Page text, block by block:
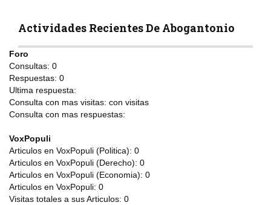
Actividades Recientes De Abogantonio
Foro
Consultas: 0
Respuestas: 0
Ultima respuesta:
Consulta con mas visitas: con visitas
Consulta con mas respuestas:
VoxPopuli
Articulos en VoxPopuli (Politica): 0
Articulos en VoxPopuli (Derecho): 0
Articulos en VoxPopuli (Economia): 0
Articulos en VoxPopuli: 0
Visitas totales a sus Articulos: 0